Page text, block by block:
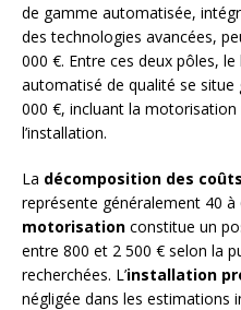
de gamme automatisée,
des technologies avancées,
000 €. Entre ces deux pôles,
automatisé de qualité se
000 €, incluant la
l’installation.
La décomposition des coûts
représente généralement 40 à
motorisation constitue un
entre 800 et 2 500 € selon la
recherchées. L’installation
négligée dans les estimations